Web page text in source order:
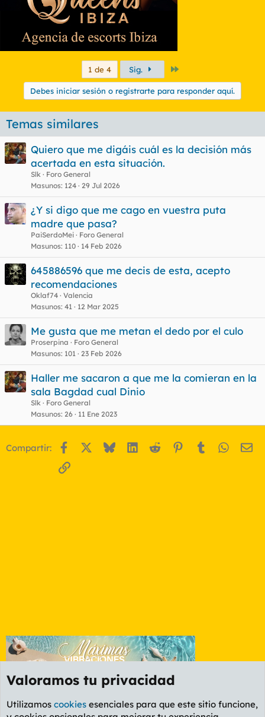
1 de 4 Sig.
Debes iniciar sesión o registrarte para responder aquí.
Temas similares
Quiero que me digáis cuál es la decisión más
acertada en esta situación.
Slk
Foro General
Masunos 124 29 Jul 2026
¿Y si digo que me cago en vuestra puta
madre que pasa?
PaiSerdoMei
Foro General
Masunos 110 14 Feb 2026
645886596 que me decis de esta, acepto
recomendaciones
Oklaf74 Valencia
Masunos 41 12 Mar 2025
Me gusta que me metan el dedo por el culo
Proserpina
Foro General
Masunos 101 23 Feb 2026
Haller me sacaron a que me la comieran en la
sala Bagdad cual Dinio
Slk
Foro General
Masunos 26 11 Ene 2023
Compartir: Facebook BlueskyLinkedIn
Reddit Pinterest
Tumblr
Enlace
Valoramos tu privacidad
Utilizamos cookies esenciales para que este sitio funcione,